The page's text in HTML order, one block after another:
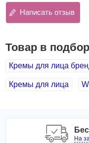
нормализует
укреплению стенок
оказывает
разглаживает
укрепляет
Основные
Написать отзыв
Товар в
Кремы для лица
Кремы для лица
На